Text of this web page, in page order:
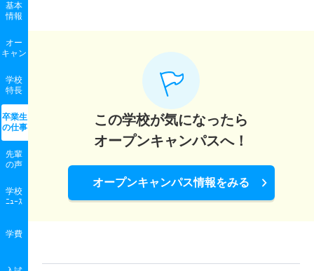
基本
情報
オー
キャン
学校
特長
卒業生
の仕事
先輩
の声
学校
ﾆｭｰｽ
学費
この学校が気になったら
オープンキャンパスへ！
オープンキャンパス情報をみる